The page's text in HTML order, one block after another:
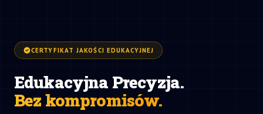
CERTYFIKAT JAKOŚCI EDUKACYJNEJ
Edukacyjna Precyzja.
Bez kompromisów.